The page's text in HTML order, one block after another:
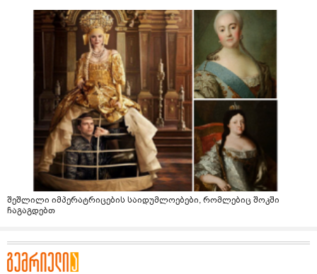
შეშლილი იმპერატრიცების საიდუმლოებები, რომლებიც შოკში
ჩაგაგდებთ